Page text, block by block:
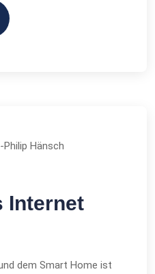
Philip Hänsch
Internet
dem Smart Home ist